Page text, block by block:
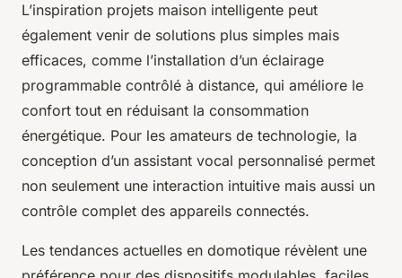
L’inspiration projets maison intelligente peut
également venir de solutions plus simples mais
efficaces, comme l’installation d’un éclairage
programmable contrôlé à distance, qui améliore le
confort tout en réduisant la consommation
énergétique. Pour les amateurs de technologie, la
conception d’un assistant vocal personnalisé permet
non seulement une interaction intuitive mais aussi un
contrôle complet des appareils connectés.
Les tendances actuelles en domotique révèlent une